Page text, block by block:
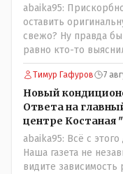
abaika95:
оставить
свежо? Ну правда
равно кто-то
установлены ПОСЛЕ
вариант не
истории?
заменили после
пустили
хорошо, смотрите,
Тимур Гафуров 7
Новый
Ответа на
центре Костаная
abaika95: Всё с
Наша газета не
видите